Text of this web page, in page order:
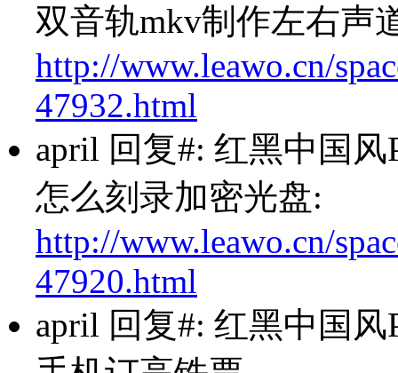
双音轨mkv制作左右声
http://www.leawo.cn/
47932.html
april 回复#: 红黑中国风
怎么刻录加密光盘:
http://www.leawo.cn/
47920.html
april 回复#: 红黑中国风